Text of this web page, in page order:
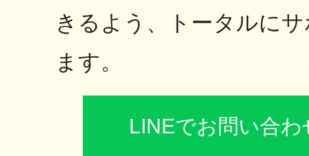
きるよう、トータルに
ます。
LINEでお問い合わ